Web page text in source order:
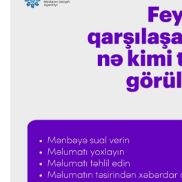
Donald Trampın oğlu Enes
planını dəstəklədi
“Ferrari”nin məni necə təhlil
şoka düşdüm”